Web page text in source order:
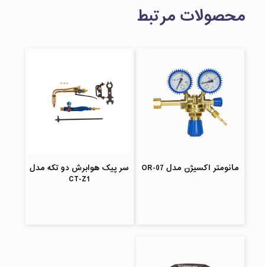
محصولات مرتبط
مانومتر اکسیژن مدل OR-07 سر پیک هوابرش دو تکه مدل
CT-Z1